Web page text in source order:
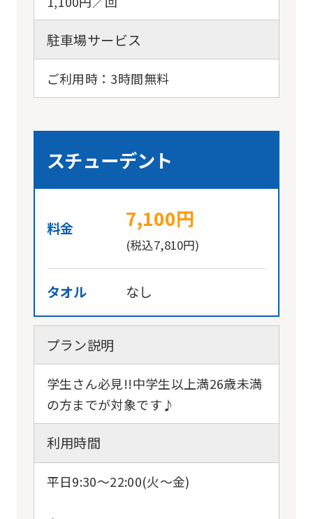
駐車場サービス
ご利用時：3時間無料
スチューデント
料金 7,100円
(税込7,810円)
タオル なし
プラン説明
学生さん必見!!中学生以上満26歳未満
の方までが対象です♪
利用時間
平日9:30〜22:00(火〜金)
However,
you
use
automatic
translation
Japanese
version
of
website
translated
mechanically,
so
may
not